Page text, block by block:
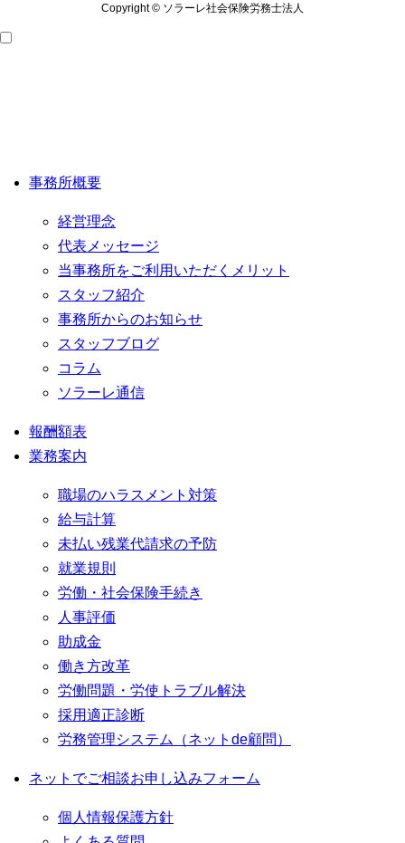
Copyright © ソラーレ社会保険労務士法人
事務所概要
経営理念
代表メッセージ
当事務所をご利用いただくメリット
スタッフ紹介
事務所からのお知らせ
スタッフブログ
コラム
ソラーレ通信
報酬額表
業務案内
職場のハラスメント対策
給与計算
未払い残業代請求の予防
就業規則
労働・社会保険手続き
人事評価
助成金
働き方改革
労働問題・労使トラブル解決
採用適正診断
労務管理システム（ネットde顧問）
ネットでご相談お申し込みフォーム
個人情報保護方針